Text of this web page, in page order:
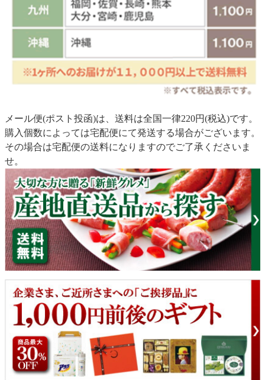
メール便(ポスト投函)は、送料は全国一律220円(税込)です。
購入個数によっては宅配便にて発送する場合がございます。
その場合は宅配便の送料になりますのでご了承くださいま
せ。